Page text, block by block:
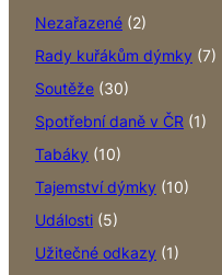
Nezařazené (2)
Rady kuřákům dýmky (7)
Soutěže (30)
Spotřební daně v ČR (1)
Tabáky (10)
Tajemství dýmky (10)
Události (5)
Užitečné odkazy (1)